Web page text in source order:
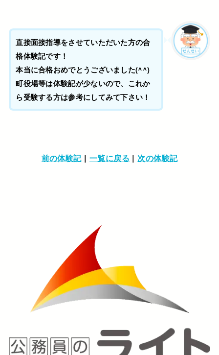
直接面接指導をさせていただいた方の合
格体験記です！
本当に合格おめでとうございました(^^)
町役場等は体験記が少ないので、これか
ら受験する方は参考にしてみて下さい！
前の体験記| 一覧に戻る | 次の体験記